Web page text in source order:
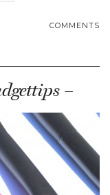
COMMENTS
–